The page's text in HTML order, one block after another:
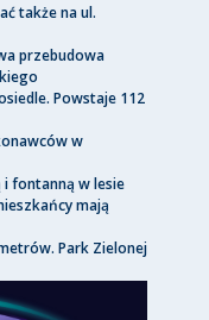
także na ul.
przebudowa
Powstaje 112
w
i fontanną w lesie
mają
Park Zielonej